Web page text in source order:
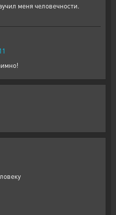
меня человечности.